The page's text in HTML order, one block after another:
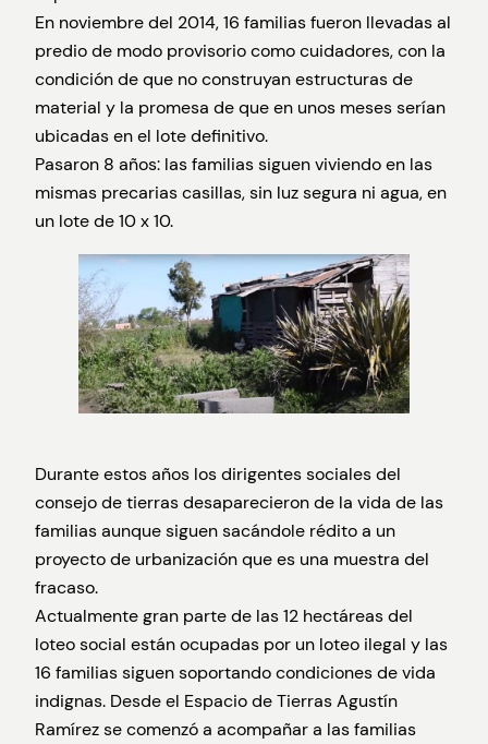
En noviembre del 2014, 16 familias fueron llevadas al
predio de modo provisorio como cuidadores, con la
condición de que no construyan estructuras de
material y la promesa de que en unos meses serían
ubicadas en el lote definitivo.
Pasaron 8 años: las familias siguen viviendo en las
mismas precarias casillas, sin luz segura ni agua, en
un lote de 10 x 10.
Durante estos años los dirigentes sociales del
consejo de tierras desaparecieron de la vida de las
familias aunque siguen sacándole rédito a un
proyecto de urbanización que es una muestra del
fracaso.
Actualmente gran parte de las 12 hectáreas del
loteo social están ocupadas por un loteo ilegal y las
16 familias siguen soportando condiciones de vida
indignas. Desde el Espacio de Tierras Agustín
Ramírez se comenzó a acompañar a las familias